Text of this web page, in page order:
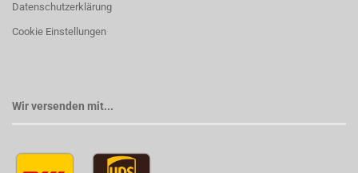
Datenschutzerklärung
Cookie Einstellungen
Wir versenden mit...